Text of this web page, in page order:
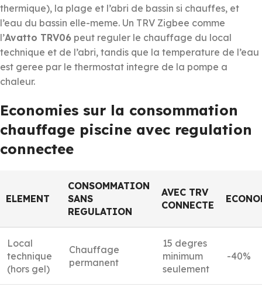
thermique), la plage et l’abri de bassin si chauffes, et
l’eau du bassin elle-meme. Un TRV Zigbee comme
l’Avatto TRV06 peut reguler le chauffage du local
technique et de l’abri, tandis que la temperature de l’eau
est geree par le thermostat integre de la pompe a
chaleur.
Economies sur la consommation
chauffage piscine avec regulation
connectee
ELEMENT
CONSOMMATION
SANS
REGULATION
AVEC TRV
CONNECTE
Local
technique
(hors gel)
Chauffage
permanent
15 degres
minimum
seulement
-40%